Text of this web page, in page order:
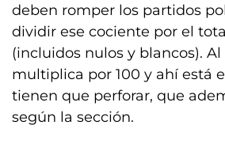
deben romper los partidos
dividir ese cociente por el
(incluidos nulos y blancos).
multiplica por 100 y ahí está
tienen que perforar, que
según la sección.